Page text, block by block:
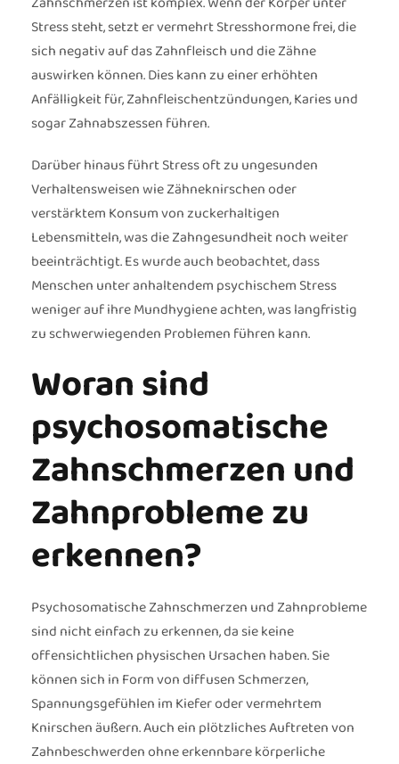
Stress steht, setzt er vermehrt Stresshormone frei, die
sich negativ auf das Zahnfleisch und die Zähne
auswirken können. Dies kann zu einer erhöhten
Anfälligkeit für, Zahnfleischentzündungen, Karies und
sogar Zahnabszessen führen.
Darüber hinaus führt Stress oft zu ungesunden
Verhaltensweisen wie Zähneknirschen oder
verstärktem Konsum von zuckerhaltigen
Lebensmitteln, was die Zahngesundheit noch weiter
beeinträchtigt. Es wurde auch beobachtet, dass
Menschen unter anhaltendem psychischem Stress
weniger auf ihre Mundhygiene achten, was langfristig
zu schwerwiegenden Problemen führen kann.
Woran sind
psychosomatische
Zahnschmerzen und
Zahnprobleme zu
erkennen?
Psychosomatische Zahnschmerzen und Zahnprobleme
sind nicht einfach zu erkennen, da sie keine
offensichtlichen physischen Ursachen haben. Sie
können sich in Form von diffusen Schmerzen,
Spannungsgefühlen im Kiefer oder vermehrtem
Knirschen äußern. Auch ein plötzliches Auftreten von
Zahnbeschwerden ohne erkennbare körperliche